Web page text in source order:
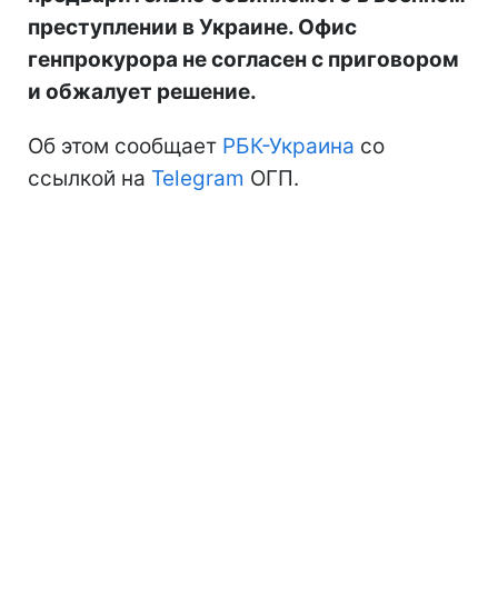
преступлении в Украине. Офис
генпрокурора не согласен с приговором
и обжалует решение.
Об этом сообщает РБК-Украина со
ссылкой на Telegram ОГП.